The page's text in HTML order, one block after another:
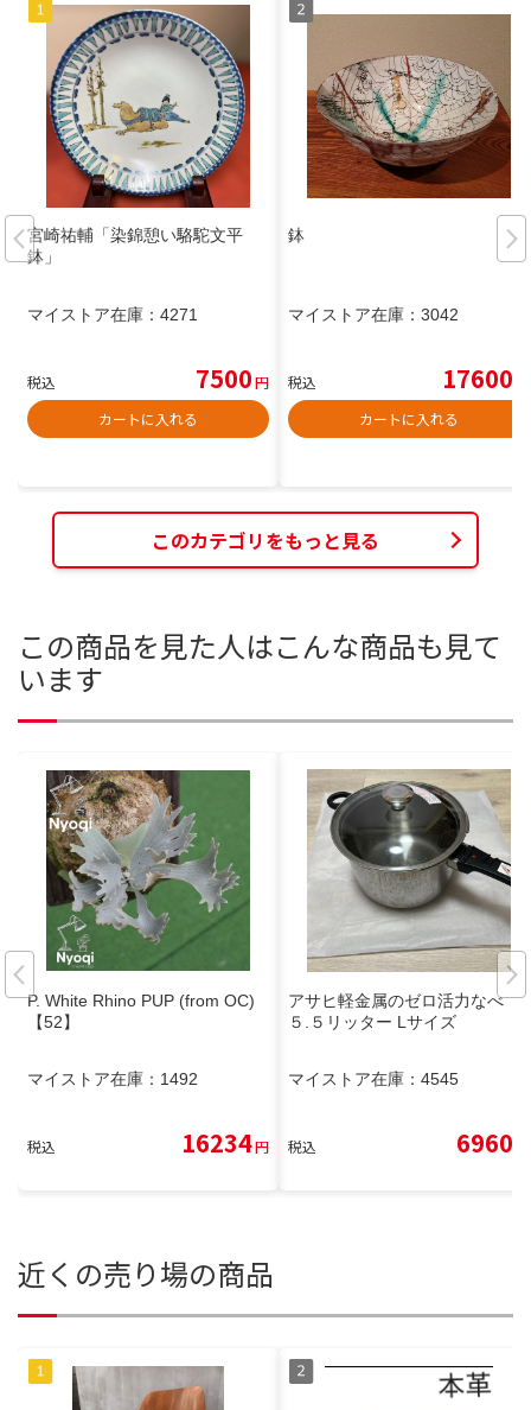
宮崎祐輔「染錦憩い駱駝文平
鉢」
マイストア在庫： 4271
税込 7500円
カートに入れる
鉢
マイストア在庫： 3042
税込 17600
カートに入れる
このカテゴリをもっと見る
この商品を見た人はこんな商品も見て
います
P. White Rhino PUP (from OC)
【52】
マイストア在庫： 1492
税込 16234円
アサヒ軽金属のゼロ活力なべ
５.５リッター Lサイズ
マイストア在庫： 4545
税込 6960
近くの売り場の商品